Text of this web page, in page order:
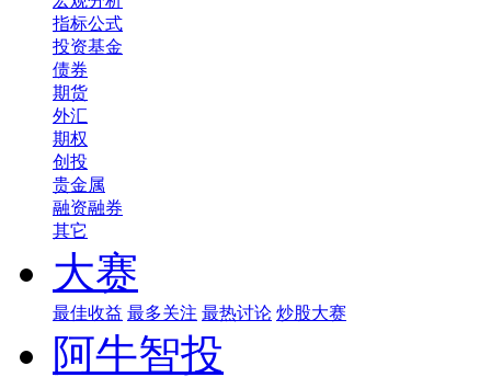
指标公式
投资基金
债券
期货
外汇
期权
创投
贵金属
融资融券
其它
大赛
最佳收益 最多关注 最热讨论 炒股大赛
阿牛智投